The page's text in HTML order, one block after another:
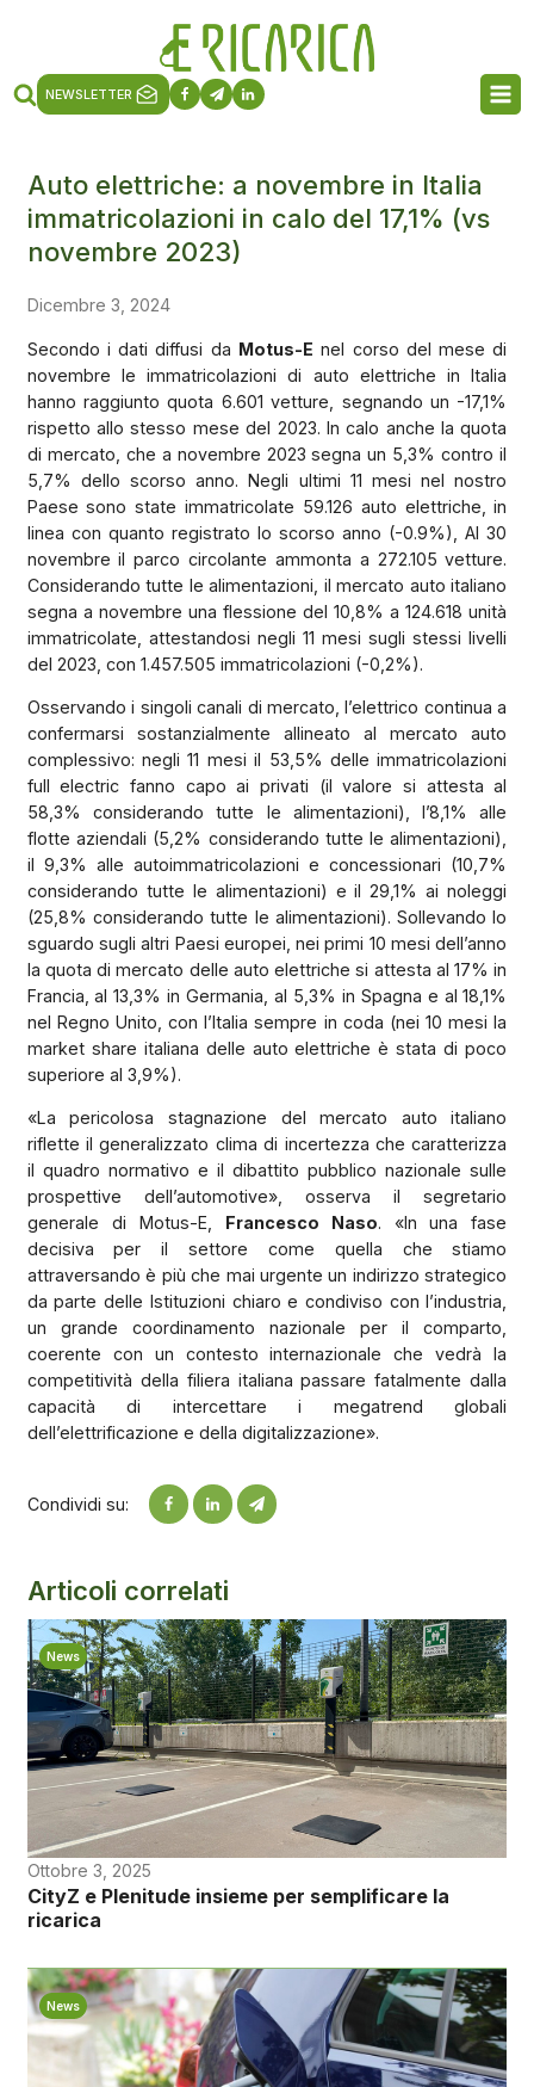
NEWSLETTER
Auto elettriche: a novembre in Italia
immatricolazioni in calo del 17,1% (vs
novembre 2023)
Dicembre 3, 2024
Secondo i dati diffusi da Motus-E nel corso del mese di
novembre le immatricolazioni di auto elettriche in Italia
hanno raggiunto quota 6.601 vetture, segnando un -17,1%
rispetto allo stesso mese del 2023. In calo anche la quota
di mercato, che a novembre 2023 segna un 5,3% contro il
5,7% dello scorso anno. Negli ultimi 11 mesi nel nostro
Paese sono state immatricolate 59.126 auto elettriche, in
linea con quanto registrato lo scorso anno (-0.9%), Al 30
novembre il parco circolante ammonta a 272.105 vetture.
Considerando tutte le alimentazioni, il mercato auto italiano
segna a novembre una flessione del 10,8% a 124.618 unità
immatricolate, attestandosi negli 11 mesi sugli stessi livelli
del 2023, con 1.457.505 immatricolazioni (-0,2%).
Osservando i singoli canali di mercato, l’elettrico continua a
confermarsi sostanzialmente allineato al mercato auto
complessivo: negli 11 mesi il 53,5% delle immatricolazioni
full electric fanno capo ai privati (il valore si attesta al
58,3% considerando tutte le alimentazioni), l’8,1% alle
flotte aziendali (5,2% considerando tutte le alimentazioni),
il 9,3% alle autoimmatricolazioni e concessionari (10,7%
considerando tutte le alimentazioni) e il 29,1% ai noleggi
(25,8% considerando tutte le alimentazioni). Sollevando lo
sguardo sugli altri Paesi europei, nei primi 10 mesi dell’anno
la quota di mercato delle auto elettriche si attesta al 17% in
Francia, al 13,3% in Germania, al 5,3% in Spagna e al 18,1%
nel Regno Unito, con l’Italia sempre in coda (nei 10 mesi la
market share italiana delle auto elettriche è stata di poco
superiore al 3,9%).
«La pericolosa stagnazione del mercato auto italiano
riflette il generalizzato clima di incertezza che caratterizza
il quadro normativo e il dibattito pubblico nazionale sulle
prospettive dell’automotive», osserva il segretario
generale di Motus-E, Francesco Naso. «In una fase
decisiva per il settore come quella che stiamo
attraversando è più che mai urgente un indirizzo strategico
da parte delle Istituzioni chiaro e condiviso con l’industria,
un grande coordinamento nazionale per il comparto,
coerente con un contesto internazionale che vedrà la
competitività della filiera italiana passare fatalmente dalla
capacità di intercettare i megatrend globali
dell’elettrificazione e della digitalizzazione».
Condividi su:
Articoli correlati
News
Ottobre 3, 2025
CityZ e Plenitude insieme per semplificare la
ricarica
News